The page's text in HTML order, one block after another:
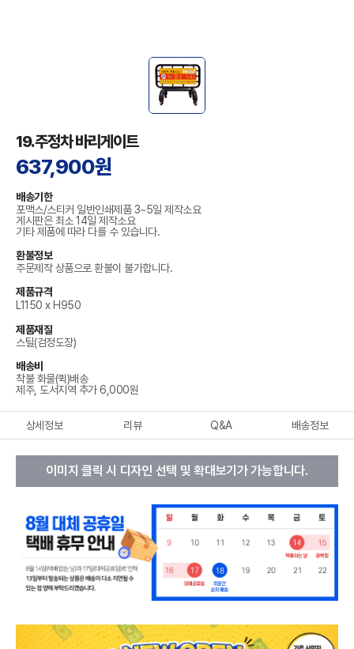
19.주정차 바리게이트
637,900원
배송기한
포맥스/스티커 일반인쇄제품 3~5일 제작소요
게시판은 최소 14일 제작소요
기타 제품에 따라 다를 수 있습니다.
환불정보
주문제작 상품으로 환불이 불가합니다.
제품규격
L1150 x H950
제품재질
스틸(검정도장)
배송비
착불 화물(퀵)배송
제주, 도서지역 추가 6,000원
상세정보 리뷰 Q&A 배송정보
이미지 클릭 시 디자인 선택 및 확대보기가 가능합니다.